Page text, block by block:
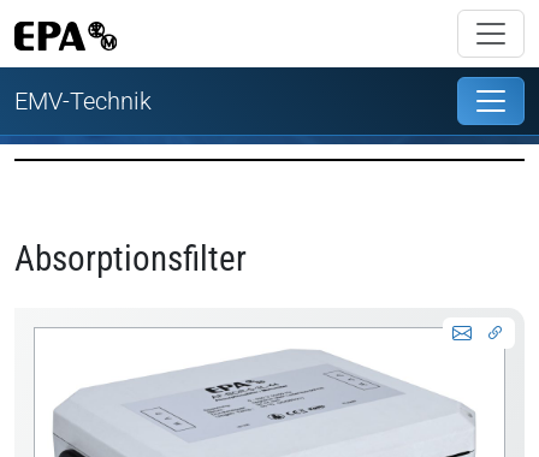
EMV-Technik
Absorptionsfilter